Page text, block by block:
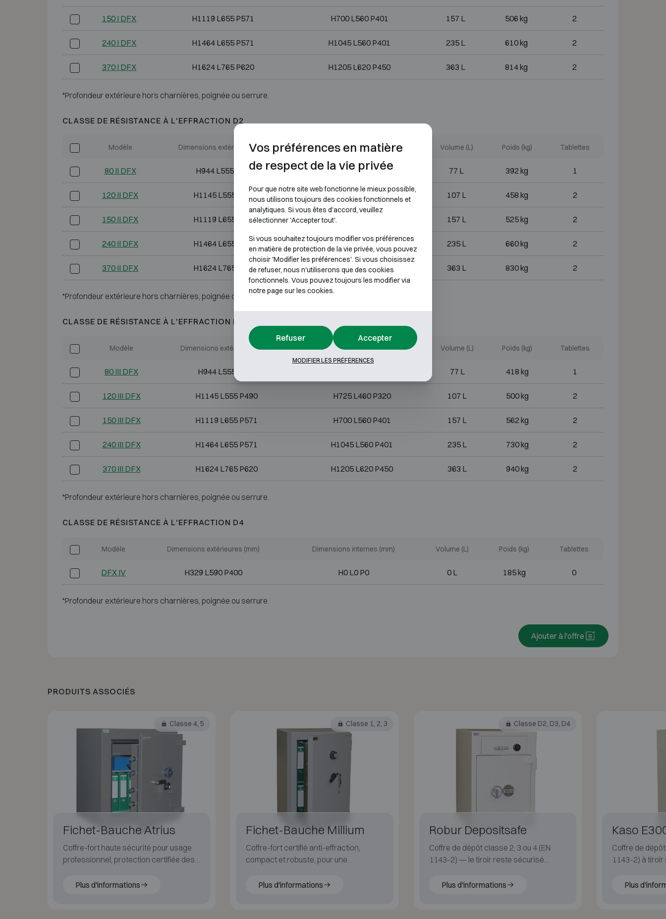
150 I DFX H1119 L655 P571 H700 L560 P401 157 L 506 kg 2
240 I DFX H1464 L655 P571 H1045 L560 P401 235 L 610 kg 2
370 I DFX H1624 L765 P620 H1205 L620 P450 363 L 814 kg 2
*Profondeur extérieure hors charnières, poignée ou serrure.
CLASSE DE RÉSISTANCE À L'EFFRACTION D2
Modèle Dimensions extérieures (mm) Dimensions internes (mm) Volume (L) Poids (kg) Tablettes
80 II DFX H944 L555 P490 H725 L460 P320 77 L 392 kg 1
120 II DFX H1145 L555 P490 H725 L460 P320 107 L 458 kg 2
150 II DFX H1119 L655 P571 H700 L560 P401 157 L 525 kg 2
240 II DFX H1464 L655 P571 H1045 L560 P401 235 L 660 kg 2
370 II DFX H1624 L765 P620 H1205 L620 P450 363 L 830 kg 2
*Profondeur extérieure hors charnières, poignée ou serrure.
CLASSE DE RÉSISTANCE À L'EFFRACTION D3
Modèle Dimensions extérieures (mm) Dimensions internes (mm) Volume (L) Poids (kg) Tablettes
80 III DFX H944 L555 P490 77 L 418 kg 1
120 III DFX H1145 L555 P490 H725 L460 P320 107 L 500 kg 2
150 III DFX H1119 L655 P571 H700 L560 P401 157 L 562 kg 2
240 III DFX H1464 L655 P571 H1045 L560 P401 235 L 730 kg 2
370 III DFX H1624 L765 P620 H1205 L620 P450 363 L 940 kg 2
*Profondeur extérieure hors charnières, poignée ou serrure.
CLASSE DE RÉSISTANCE À L'EFFRACTION D4
Modèle Dimensions extérieures (mm) Dimensions internes (mm) Volume (L) Poids (kg) Tablettes
DFX IV H329 L590 P400 H0 L0 P0 0 L 185 kg 0
*Profondeur extérieure hors charnières, poignée ou serrure.
Ajouter à l'offre
PRODUITS ASSOCIÉS
Classe 4, 5
Fichet-Bauche Atrius
Coffre-fort haute sécurité pour usage
professionnel, protection certifiée des
Plus d'informations
Classe 1, 2, 3
Fichet-Bauche Millium
Coffre-fort certifié anti-effraction,
compact et robuste, pour une
Plus d'informations
Classe D2, D3, D4
Robur Depositsafe
Coffre de dépôt classe 2, 3 ou 4 (EN
1143-2) — le tiroir reste sécurisé
Plus d'informations
Kaso
Coffre de
1143-2) à
Plus
Vos préférences en matière
de respect de la vie privée
Pour que notre site web fonctionne le mieux possible,
nous utilisons toujours des cookies fonctionnels et
analytiques. Si vous êtes d'accord, veuillez
sélectionner 'Accepter tout'.
Si vous souhaitez toujours modifier vos préférences
en matière de protection de la vie privée, vous pouvez
choisir 'Modifier les préférences'. Si vous choisissez
de refuser, nous n'utiliserons que des cookies
fonctionnels. Vous pouvez toujours les modifier via
notre page sur les cookies.
Refuser Accepter
MODIFIER LES PRÉFÉRENCES